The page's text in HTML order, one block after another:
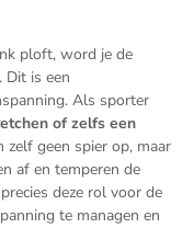
ploft, word je de
Dit is een
Als sporter
of zelfs een
zelf geen spier op, maar
af en temperen de
deze rol voor de
te managen en